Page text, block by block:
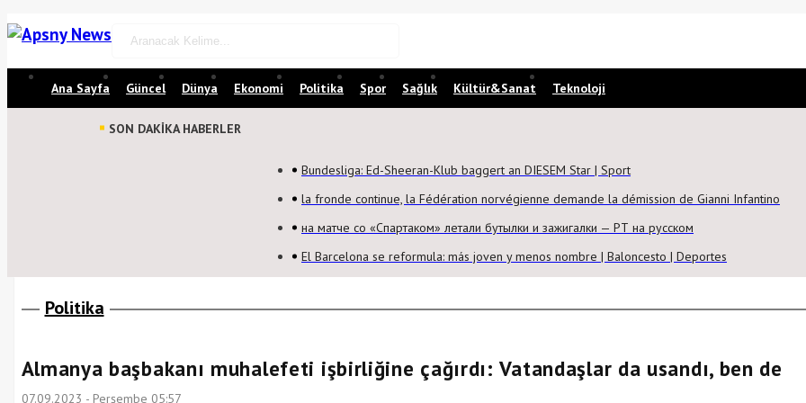
Ana Sayfa Güncel Dünya Ekonomi Politika Spor Sağlık Kültür&Sanat Teknoloji
SON DAKİKA HABERLER
Bundesliga: Ed-Sheeran-Klub baggert an DIESEM Star | Sport
la fronde continue, la Fédération norvégienne demande la démission de Gianni Infantino
на матче со «Спартаком» летали бутылки и зажигалки — РТ на русском
El Barcelona se reformula: más joven y menos nombre | Baloncesto | Deportes
Politika
Almanya başbakanı muhalefeti işbirliğine çağırdı: Vatandaşlar da usandı, ben de
07.09.2023 - Perşembe 05:57